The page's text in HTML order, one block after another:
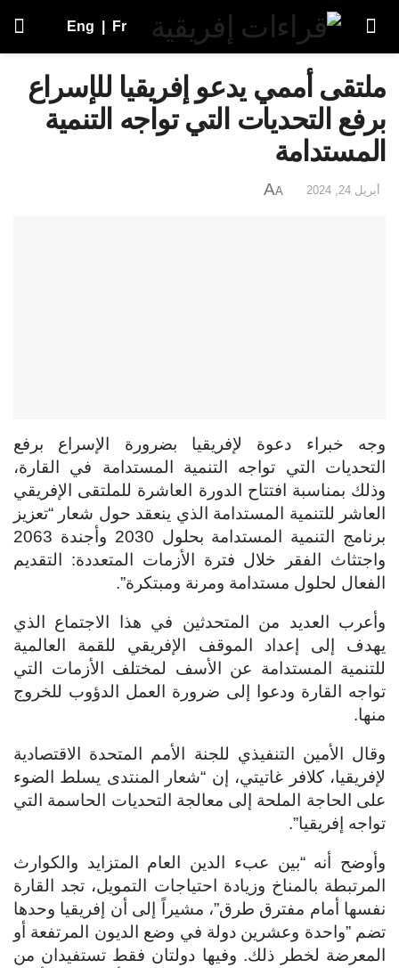
Eng Fr
ملتقى أممي يدعو إفريقيا للإسراع
برفع التحديات التي تواجه التنمية
المستدامة
أبريل 24, 2024 A
A
وجه خبراء دعوة لإفريقيا بضرورة الإسراع برفع
التحديات التي تواجه التنمية المستدامة في القارة،
وذلك بمناسبة افتتاح الدورة العاشرة للملتقى الإفريقي
العاشر للتنمية المستدامة الذي ينعقد حول شعار “تعزيز
برنامج التنمية المستدامة بحلول 2030 وأجندة 2063
واجتثاث الفقر خلال فترة الأزمات المتعددة: التقديم
الفعال لحلول مستدامة ومرنة ومبتكرة”.
وأعرب العديد من المتحدثين في هذا الاجتماع الذي
يهدف إلى إعداد الموقف الإفريقي للقمة العالمية
للتنمية المستدامة عن الأسف لمختلف الأزمات التي
تواجه القارة ودعوا إلى ضرورة العمل الدؤوب للخروج
منها.
وقال الأمين التنفيذي للجنة الأمم المتحدة الاقتصادية
لإفريقيا، كلافر غاتيتي، إن “شعار المنتدى يسلط الضوء
على الحاجة الملحة إلى معالجة التحديات الحاسمة التي
تواجه إفريقيا”.
وأوضح أنه “بين عبء الدين العام المتزايد والكوارث
المرتبطة بالمناخ وزيادة احتياجات التمويل، تجد القارة
نفسها أمام مفترق طرق”، مشيراً إلى أن إفريقيا وحدها
تضم ​​”واحدة وعشرين دولة في وضع الديون المرتفعة أو
المعرضة لخطر ذلك. وفيها دولتان فقط تستفيدان من